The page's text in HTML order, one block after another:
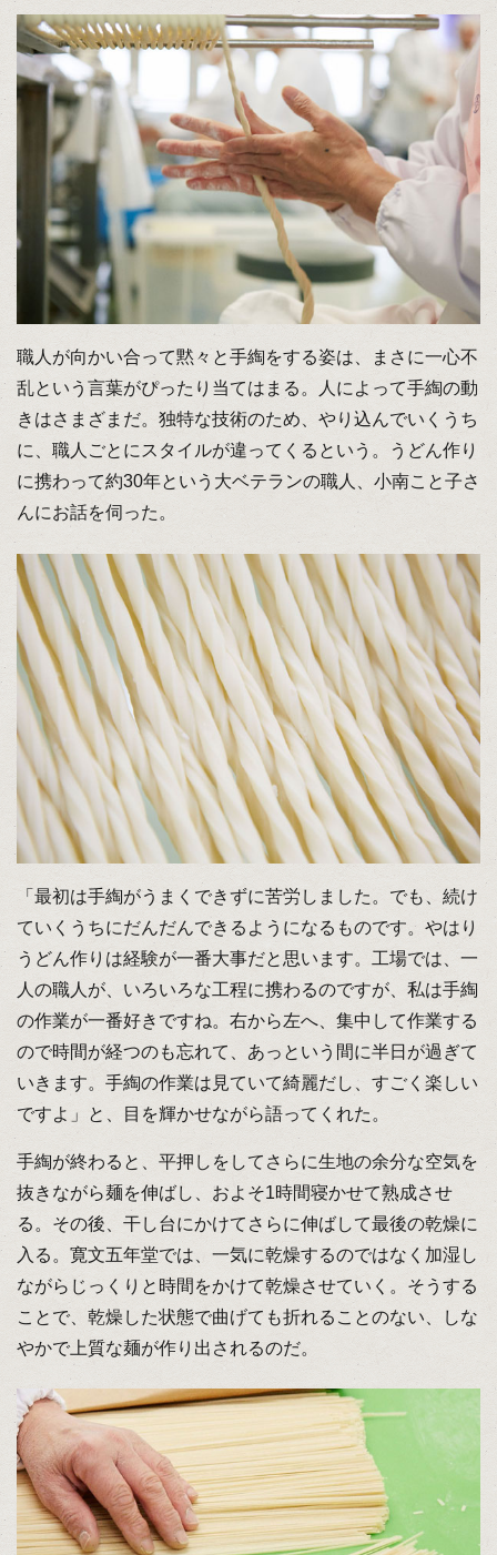
職人が向かい合って黙々と手綯をする姿は、まさに一心不
乱という言葉がぴったり当てはまる。人によって手綯の動
きはさまざまだ。独特な技術のため、やり込んでいくうち
に、職人ごとにスタイルが違ってくるという。うどん作り
に携わって約30年という大ベテランの職人、小南こと子さ
んにお話を伺った。
「最初は手綯がうまくできずに苦労しました。でも、続け
ていくうちにだんだんできるようになるものです。やはり
うどん作りは経験が一番大事だと思います。工場では、一
人の職人が、いろいろな工程に携わるのですが、私は手綯
の作業が一番好きですね。右から左へ、集中して作業する
ので時間が経つのも忘れて、あっという間に半日が過ぎて
いきます。手綯の作業は見ていて綺麗だし、すごく楽しい
ですよ」と、目を輝かせながら語ってくれた。
手綯が終わると、平押しをしてさらに生地の余分な空気を
抜きながら麺を伸ばし、およそ1時間寝かせて熟成させ
る。その後、干し台にかけてさらに伸ばして最後の乾燥に
入る。寛文五年堂では、一気に乾燥するのではなく加湿し
ながらじっくりと時間をかけて乾燥させていく。そうする
ことで、乾燥した状態で曲げても折れることのない、しな
やかで上質な麺が作り出されるのだ。